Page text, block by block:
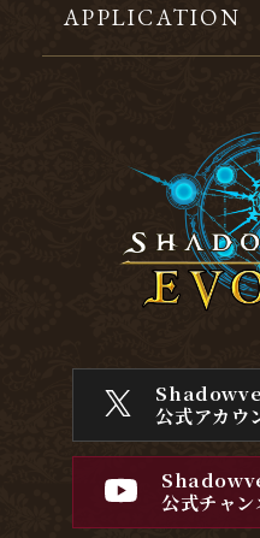
APPLICATION
公式アカウ
公式チャン